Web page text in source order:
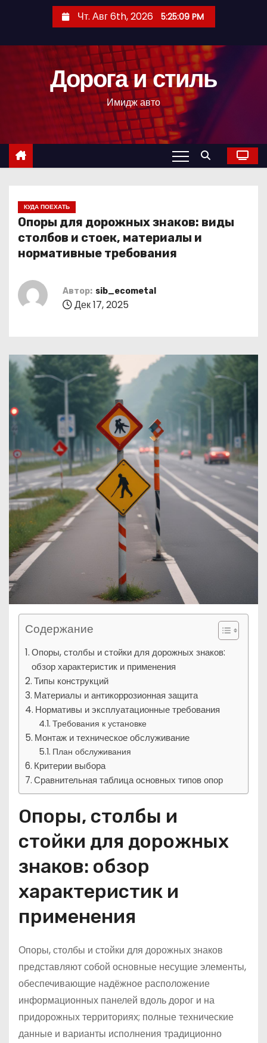
с
Чт. Авг 6th, 2026 5:25:10 PM
Дорога и стиль
Имидж авто
КУДА ПОЕХАТЬ
Опоры для дорожных знаков: виды
столбов и стоек, материалы и
нормативные требования
Автор: sib_ecometal
Дек 17, 2025
Содержание
Опоры, столбы и стойки для дорожных знаков:
обзор характеристик и применения
Типы конструкций
Материалы и антикоррозионная защита
Нормативы и эксплуатационные требования
Требования к установке
Монтаж и техническое обслуживание
План обслуживания
Критерии выбора
Сравнительная таблица основных типов опор
Опоры, столбы и
стойки для дорожных
знаков: обзор
характеристик и
применения
Опоры, столбы и стойки для дорожных знаков
представляют собой основные несущие элементы,
обеспечивающие надёжное расположение
информационных панелей вдоль дорог и на
придорожных территориях; полные технические
данные и варианты исполнения традиционно